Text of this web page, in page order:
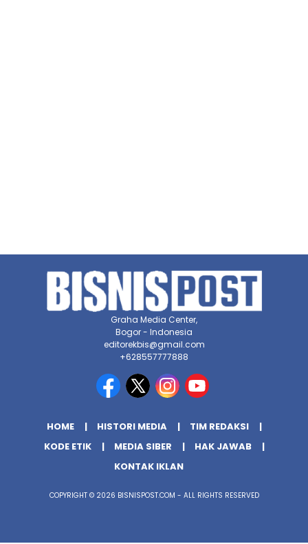
Graha Media Center,
Bogor - Indonesia
editorekbis@gmail.com
+628557777888
HOME HISTORI MEDIA
TIM REDAKSI
KODE ETIK
MEDIA SIBER
HAK JAWAB
KONTAK IKLAN
COPYRIGHT © 2026 BISNISPOST.COM - ALL RIGHTS RESERVED